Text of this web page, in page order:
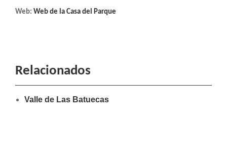
Web: Web de la Casa del Parque
Relacionados
Valle de Las Batuecas